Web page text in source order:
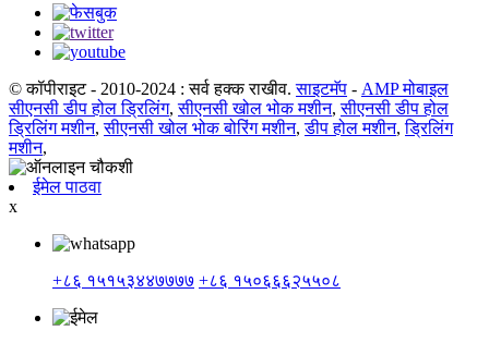
© कॉपीराइट - 2010-2024 : सर्व हक्क राखीव. साइटमॅप - AMP मोबाइल
सीएनसी डीप होल ड्रिलिंग,सीएनसी खोल भोक मशीन,सीएनसी डीप होल
ड्रिलिंग मशीन,सीएनसी खोल भोक बोरिंग मशीन,डीप होल मशीन,ड्रिलिंग
मशीन,
ईमेल पाठवा
x
+८६ १५१५३४४७७७७ +८६ १५०६६६२५५०८